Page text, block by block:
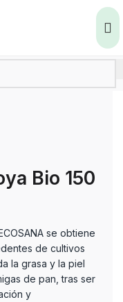
Bio 150
se obtiene
de cultivos
la grasa y la piel
de pan, tras ser
y